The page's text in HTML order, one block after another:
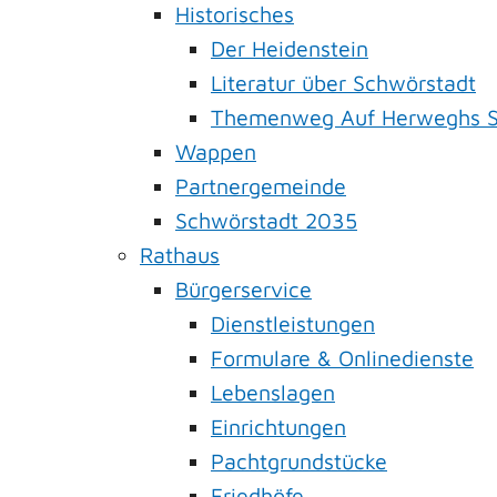
Historisches
Der Heidenstein
Literatur über Schwörstadt
Themenweg Auf Herweghs
Wappen
Partnergemeinde
Schwörstadt 2035
Rathaus
Bürgerservice
Dienstleistungen
Formulare & Onlinedienste
Lebenslagen
Einrichtungen
Pachtgrundstücke